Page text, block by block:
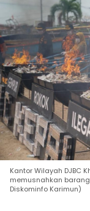
Kantor Wilayah DJBC
memusnahkan
Diskominfo Karimun)